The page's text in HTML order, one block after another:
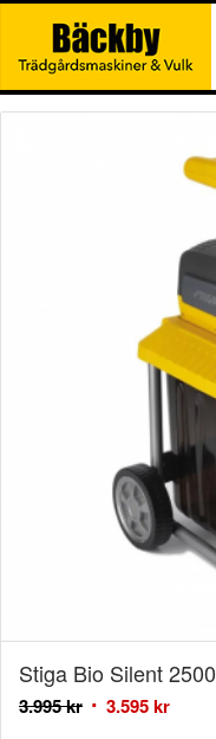
Stiga Bio Silent 2500
3.995kr 3.595kr